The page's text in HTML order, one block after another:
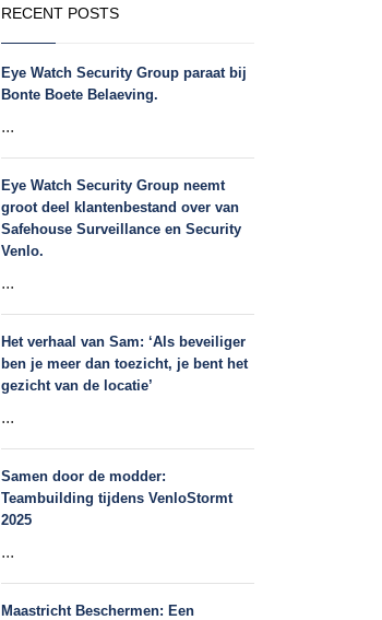
RECENT POSTS
Eye Watch Security Group paraat bij
Bonte Boete Belaeving.
...
Eye Watch Security Group neemt
groot deel klantenbestand over van
Safehouse Surveillance en Security
Venlo.
...
Het verhaal van Sam: ‘Als beveiliger
ben je meer dan toezicht, je bent het
gezicht van de locatie’
...
Samen door de modder:
Teambuilding tijdens VenloStormt
2025
...
Maastricht Beschermen: Een